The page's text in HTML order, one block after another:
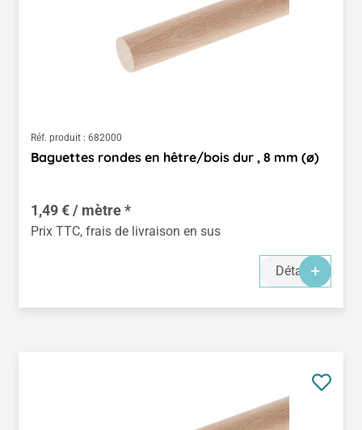
Réf. produit : 682000
Baguettes rondes en hêtre/bois dur , 8 mm (ø)
1,49 € / mètre *
Prix TTC, frais de livraison en sus
Détails